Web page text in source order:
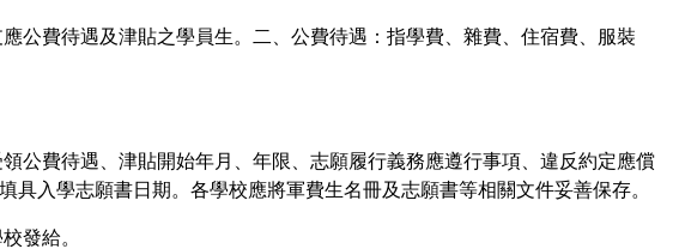
公費待遇及津貼之學員生。二、公費待遇：指學費、雜費、住宿費、服裝
公費待遇、津貼開始年月、年限、志願履行義務應遵行事項、違反約定應償
入學志願書日期。各學校應將軍費生名冊及志願書等相關文件妥善保存。
發給。